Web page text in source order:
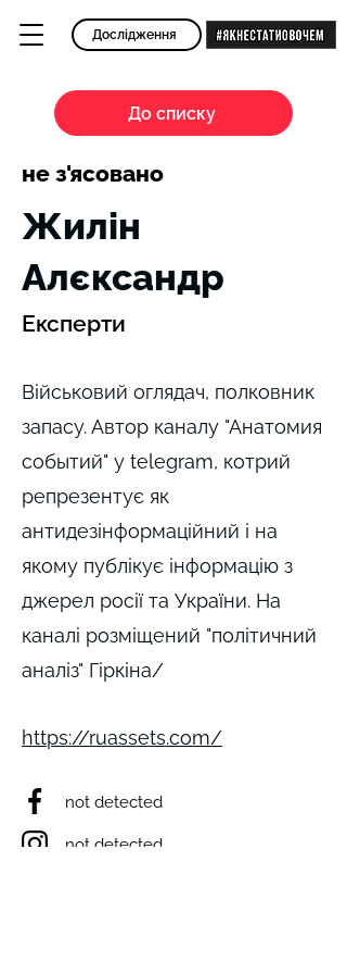
Дослідження
До списку
не з'ясовано
Експерти
Жилін
Алєксандр
Військовий оглядач, полковник
запасу. Автор каналу "Анатомия
событий" у telegram, котрий
репрезентує як
антидезінформаційний і на
якому публікує інформацію з
джерел росії та України. На
каналі розміщений "політичний
аналіз" Гіркіна/
https://ruassets.com/
not detected
not detected